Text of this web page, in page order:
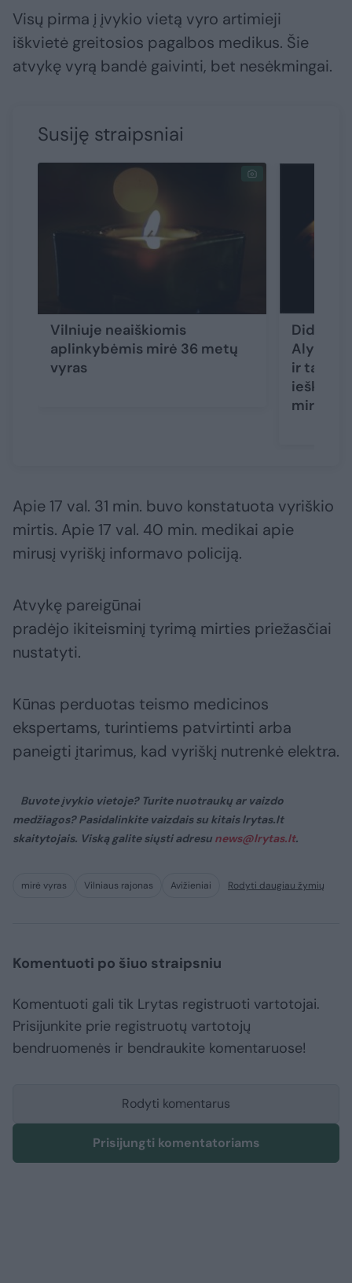
Visų pirma į įvykio vietą vyro artimieji
iškvietė greitosios pagalbos medikus. Šie
atvykę vyrą bandė gaivinti, bet nesėkmingai.
Susiję straipsniai
Vilniuje neaiškiomis
aplinkybėmis mirė 36 metų
vyras
Didžiulė
Alytaus
ir
ieškotas
miręs
Apie 17 val. 31 min. buvo konstatuota vyriškio
mirtis. Apie 17 val. 40 min. medikai apie
mirusį vyriškį informavo policiją.
Atvykę pareigūnai
pradėjo ikiteisminį tyrimą mirties priežasčiai
nustatyti.
Kūnas perduotas teismo medicinos
ekspertams, turintiems patvirtinti arba
paneigti įtarimus, kad vyriškį nutrenkė elektra.
Buvote įvykio vietoje? Turite nuotraukų ar vaizdo
medžiagos? Pasidalinkite vaizdais su kitais lrytas.lt
skaitytojais. Viską galite siųsti adresu news@lrytas.lt.
mirė vyras Vilniaus rajonas Avižieniai Rodyti daugiau žymių
Komentuoti po šiuo straipsniu
Komentuoti gali tik Lrytas registruoti vartotojai.
Prisijunkite prie registruotų vartotojų
bendruomenės ir bendraukite komentaruose!
Rodyti komentarus
Prisijungti komentatoriams